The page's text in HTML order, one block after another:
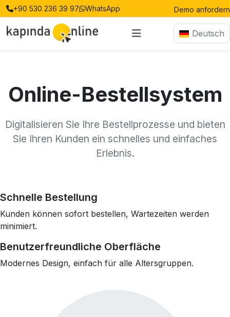
+90 530 236 39 97 WhatsApp Demo anfordern
Deutsch
Online-Bestellsystem
Digitalisieren Sie Ihre Bestellprozesse und bieten
Sie Ihren Kunden ein schnelles und einfaches
Erlebnis.
Schnelle Bestellung
Kunden können sofort bestellen, Wartezeiten werden
minimiert.
Benutzerfreundliche Oberfläche
Modernes Design, einfach für alle Altersgruppen.